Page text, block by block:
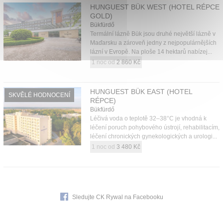
HUNGUEST BÜK WEST (HOTEL RÉPCE
GOLD)
Bükfürdő
Termální lázně Bük jsou druhé největší lázně v
Maďarsku a zároveň jedny z nejpopulárnějších
lázní v Evropě. Na ploše 14 hektarů nabízej...
1 noc od2 860 Kč
SKVĚLÉ HODNOCENÍ
HUNGUEST BÜK EAST (HOTEL
RÉPCE)
Bükfürdő
Léčivá voda o teplotě 32–38°C je vhodná k
léčení poruch pohybového ústrojí, rehabilitacím,
léčení chronických gynekologických a urologi...
1 noc od 3 480 Kč
Sledujte CK Rywal na Facebooku